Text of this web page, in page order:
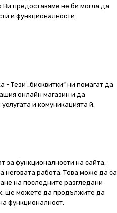
Ви предоставяме не би могла да
и функционалности.
- Тези „бисквитки“ ни помагат да
онлайн магазин и да
и комуникацията й.
за функционалности на сайта,
неговата работа. Това може да са
на последните разгледани
ще можете да продължите да
функционалност.